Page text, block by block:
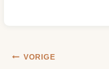
Bericht
VORIGE